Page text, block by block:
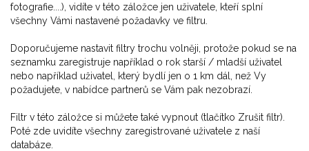
fotografie....), vidíte v této záložce jen uživatele, kteří splní
všechny Vámi nastavené požadavky ve filtru.
Doporučujeme nastavit filtry trochu volněji, protože pokud se na
seznamku zaregistruje například o rok starší / mladší uživatel
nebo například uživatel, který bydlí jen o 1 km dál, než Vy
požadujete, v nabídce partnerů se Vám pak nezobrazí.
Filtr v této záložce si můžete také vypnout (tlačítko Zrušit filtr).
Poté zde uvidíte všechny zaregistrované uživatele z naší
databáze.